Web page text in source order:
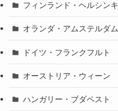
フィンランド・ヘルシンキ
オランダ・アムステルダム
ドイツ・フランクフルト
オーストリア・ウィーン
ハンガリー・ブダペスト